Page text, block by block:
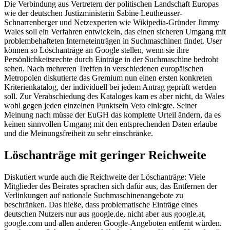
Die Verbindung aus Vertretern der politischen Landschaft Europas
wie der deutschen Justizministerin Sabine Leutheusser-
Schnarrenberger und Netzexperten wie Wikipedia-Gründer Jimmy
Wales soll ein Verfahren entwickeln, das einen sicheren Umgang mit
problembehafteten Interneteinträgen in Suchmaschinen findet. User
können so Löschanträge an Google stellen, wenn sie ihre
Persönlichkeitsrechte durch Einträge in der Suchmaschine bedroht
sehen. Nach mehreren Treffen in verschiedenen europäischen
Metropolen diskutierte das Gremium nun einen ersten konkreten
Kriterienkatalog, der individuell bei jedem Antrag geprüft werden
soll. Zur Verabschiedung des Kataloges kam es aber nicht, da Wales
wohl gegen jeden einzelnen Punktsein Veto einlegte. Seiner
Meinung nach müsse der EuGH das komplette Urteil ändern, da es
keinen sinnvollen Umgang mit den entsprechenden Daten erlaube
und die Meinungsfreiheit zu sehr einschränke.
Löschanträge mit geringer Reichweite
Diskutiert wurde auch die Reichweite der Löschanträge: Viele
Mitglieder des Beirates sprachen sich dafür aus, das Entfernen der
Verlinkungen auf nationale Suchmaschinenangebote zu
beschränken. Das hieße, dass problematische Einträge eines
deutschen Nutzers nur aus google.de, nicht aber aus google.at,
google.com und allen anderen Google-Angeboten entfernt würden.